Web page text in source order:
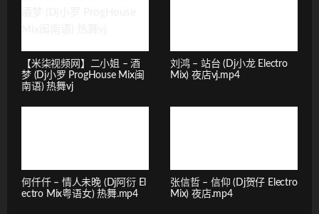
【米柒视频网】二小姐 – 酒
梦 (Dj小罗 ProgHouse Mix闽
南语) 热舞vj
刘鸿 – 站台 (Dj小龙 Electro
Mix) 夜店vj.mp4
何仟仟 – 情人未晚 (Dj阿衍 El
ectro Mix粤语女) 热舞.mp4
张信哲 – 信仰 (Dj贺仔 Electro
Mix) 夜店.mp4